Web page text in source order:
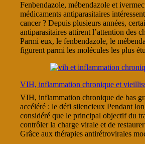
Fenbendazole, mébendazole et
médicaments antiparasitaires
cancer ? Depuis plusieurs années,
antiparasitaires attirent l’attention des
Parmi eux, le fenbendazole, le
figurent parmi les molécules les plus
VIH, inflammation chronique et
VIH, inflammation chronique de bas
accéléré : le défi silencieux Pendant
considéré que le principal objectif du
contrôler la charge virale et de
Grâce aux thérapies antirétrovirales